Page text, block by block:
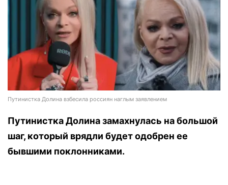
Путинистка Долина взбесила россиян наглым заявлением
Путинистка Долина замахнулась на большой
шаг, который врядли будет одобрен ее
бывшими поклонниками.